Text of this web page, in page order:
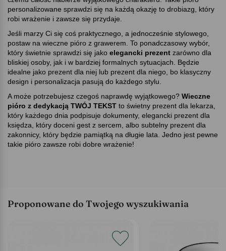
personalizowane sprawdzi się na każdą okazję to drobiazg, który
robi wrażenie i zawsze się przydaje.
Jeśli marzy Ci się coś praktycznego, a jednocześnie stylowego,
postaw na wieczne pióro z grawerem. To ponadczasowy wybór,
który świetnie sprawdzi się jako elegancki prezent zarówno dla
bliskiej osoby, jak i w bardziej formalnych sytuacjach. Będzie
idealne jako prezent dla niej lub prezent dla niego, bo klasyczny
design i personalizacja pasują do każdego stylu.
A może potrzebujesz czegoś naprawdę wyjątkowego Wieczne
pióro z dedykacją TWÓJ TEKST to świetny prezent dla lekarza,
który każdego dnia podpisuje dokumenty, elegancki prezent dla
księdza, który doceni gest z sercem, albo subtelny prezent dla
zakonnicy, który będzie pamiątką na długie lata. Jedno jest pewne
takie pióro zawsze robi dobre wrażenie!
Proponowane do Twojego wyszukiwania